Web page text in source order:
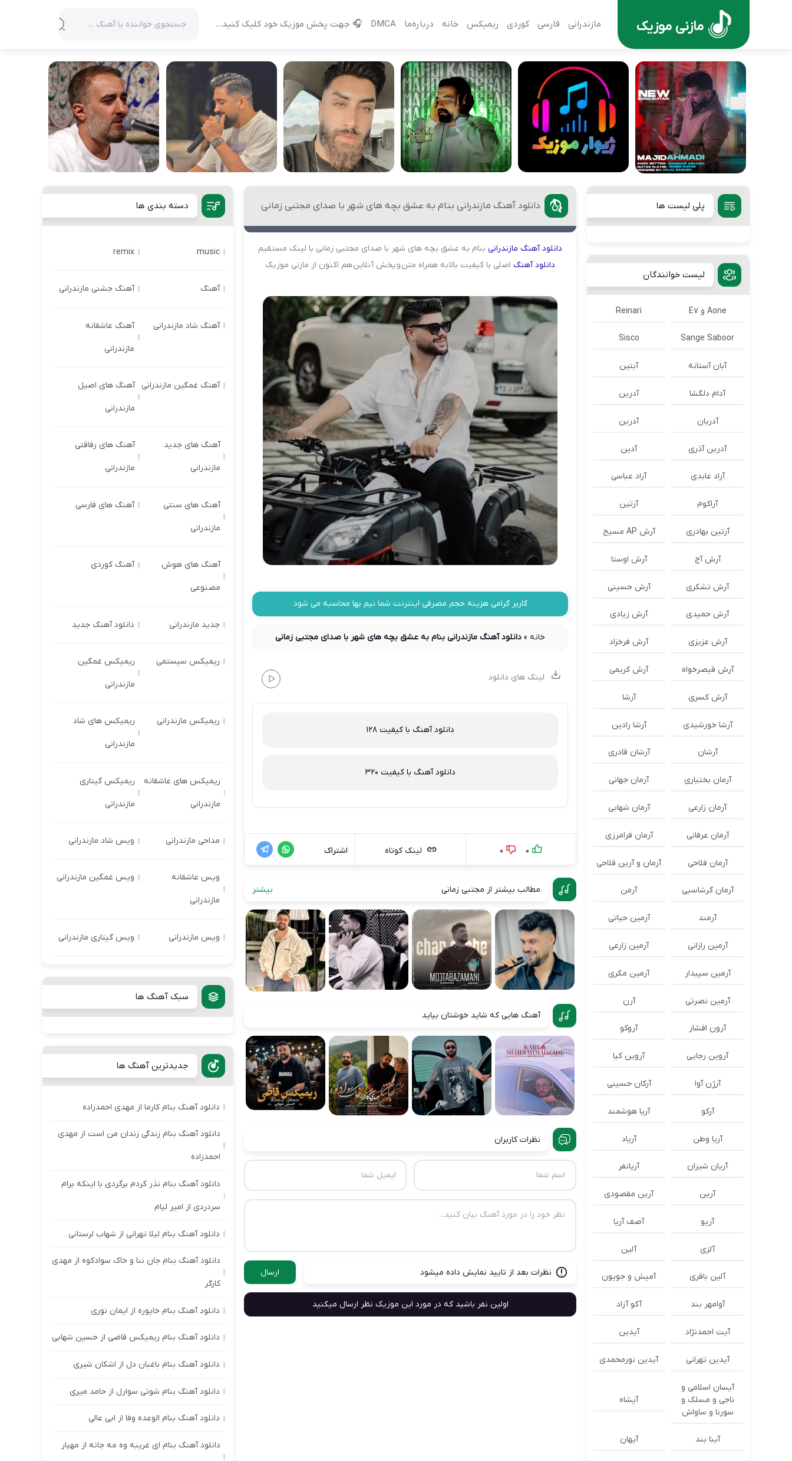
مازنی موزیک مازندرانی فارسی کوردی ریمیکس خانه درباره‌‌ما DMCA 🎧 جهت پخش موزیک خود کلیک کنید…
دانلود آهنگ مازندرانی بنام به عشق بچه های شهر با صدای مجتبی زمانی
دانلودآهنگ مازندرانی بنام به عشق بچه های شهر با صدای مجتبی زمانی با لینک مستقیم
دانلودآهنگ اصلی با کیفیت بالا به همراه متن و پخش آنلاین هم اکنون از مازنی موزیک
کاربر گرامی هزینه حجم مصرفی اینترنت شما نیم بها محاسبه می شود
خانه » دانلود آهنگ مازندرانی بنام به عشق بچه های شهر با صدای مجتبی زمانی
لینک های دانلود
دانلود آهنگ با کیفیت 128
دانلود آهنگ با کیفیت 320
0
0 لینک کوتاه اشتراک
مطالب بیشتر از مجتبی زمانی بیشتر
آهنگ هایی که شاید خوشتان بیاید
نظرات کاربران
نظرات بعد از تایید نمایش داده میشود ارسال
اولین نفر باشید که در مورد این موزیک نظر ارسال میکنید
پلی لیست ها
لیست خوانندگان
Aone و E7 Reinari
Sange Saboor
Sisco
آبان آستانه آبتین
آدام دلگشا آدرين
آدریان آدرین
آدرین آذری آدین
آراد عابدی آراد عباسی
آراکوم آرتین
آرتین بهادری آرش AP مسیح
آرش آج آرش اوستا
آرش تشکری آرش حسینی
آرش حمیدی آرش زیادی
آرش عزیزی آرش فرخزاد
آرش قیصرخواه آرش کریمی
آرش کسری آرشا
آرشا خورشیدی آرشا رادین
آرشان آرشان قادری
آرمان بختیاری آرمان جهانی
آرمان زارعی آرمان شهابی
آرمان عرفانی آرمان فرامرزی
آرمان فلاحی آرمان و آرین فلاحی
آرمان گرشاسبی آرمن
آرمند آرمین حیاتی
آرمین رازانی آرمین زارعی
آرمین سپیدار آرمین مکری
آرمین نصرتی آرن
آرون افشار آروکو
آروین رجایی آروین کیا
آرژن آوا آرکان حسینی
آرکو آریا هوشمند
آریا وطن آریاد
آریان شیران آریانفر
آرین آرین مقصودی
آریو آصف آریا
آلزی آلین
آلین باقری آمیش و جویون
آوامهر بند آکو آزاد
آیت احمدنژاد آیدین
آیدین تهرانی آیدین نورمحمدی
آیسان اسلامی و
ناجی و مسلک و
سورنا و ساواش
آیشاه
آینا بند آیهان
دسته بندی ها
music
remix
آهنگ آهنگ جشنی مازندرانی
آهنگ شاد مازندرانی آهنگ عاشقانه
مازندرانی
آهنگ غمگین مازندرانی آهنگ های اصیل
مازندرانی
آهنگ های جدید
مازندرانی
آهنگ های رفاقتی
مازندرانی
آهنگ های سنتی
مازندرانی
آهنگ های فارسی
آهنگ های هوش
مصنوعی
آهنگ کوردی
جدید مازندرانی دانلود آهنگ جدید
ریمیکس سیستمی ریمیکس غمگین
مازندرانی
ریمیکس مازندرانی ریمیکس های شاد
مازندرانی
ریمیکس های عاشقانه
مازندرانی
ریمیکس گیتاری
مازندرانی
مداحی مازندرانی ویس شاد مازندرانی
ویس عاشقانه
مازندرانی
ویس غمگین مازندرانی
ویس مازندرانی ویس گیتاری مازندرانی
سبک آهنگ ها
جدیدترین آهنگ ها
دانلود آهنگ بنام کارما از مهدی احمدزاده
دانلود آهنگ بنام زندگی زندان من است از مهدی
احمدزاده
دانلود آهنگ بنام نذر کردم برگردی با اینکه برام
سردردی از امیر لیام
دانلود آهنگ بنام لیلا تهرانی از شهاب لرستانی
دانلود آهنگ بنام جان ننا و خاک سوادکوه از مهدی
کارگر
دانلود آهنگ بنام خاپوره از ایمان نوری
دانلود آهنگ بنام ریمیکس قاضی از حسین شهابی
دانلود آهنگ بنام باغبان دل از اشکان شیری
دانلود آهنگ بنام شوتی سوارل از حامد میری
دانلود آهنگ بنام الوعده وفا از ابی عالی
دانلود آهنگ بنام ای غریبه وه مه جانه از مهیار